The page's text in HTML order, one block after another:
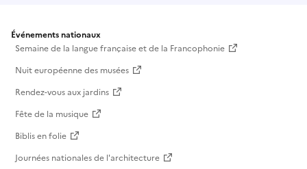
Événements nationaux
Semaine de la langue française et de la Francophonie
Nuit européenne des musées
Rendez-vous aux jardins
Fête de la musique
Biblis en folie
Journées nationales de l'architecture